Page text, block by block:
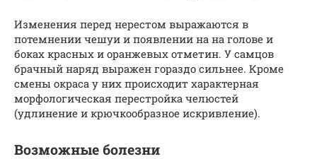
Изменения перед нерестом выражаются в
потемнении чешуи и появлении на на голове и
боках красных и оранжевых отметин. У самцов
брачный наряд выражен гораздо сильнее. Кроме
смены окраса у них происходит характерная
морфологическая перестройка челюстей
(удлинение и крючкообразное искривление).
Возможные болезни